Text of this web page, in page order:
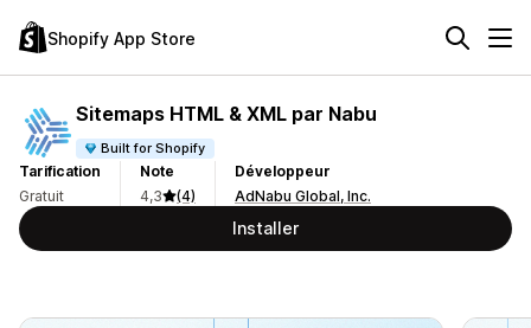
Shopify App Store
Sitemaps HTML & XML par Nabu
Built for Shopify
Tarification
Gratuit
Note
4,3
(4)
Développeur
AdNabu Global, Inc.
Installer